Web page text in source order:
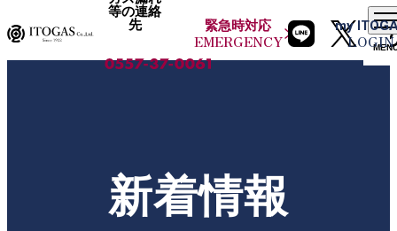
等の連絡
先
緊急時対応
EMERGENCY
my
LOGIN
新着情報